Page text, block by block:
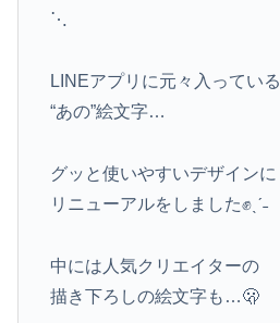
⋱
LINEアプリに元々入っている
“あの”絵文字…
グッと使いやすいデザインに
リニューアルをしました✊ˎˊ˗
中には人気クリエイターの
描き下ろしの絵文字も…🫢